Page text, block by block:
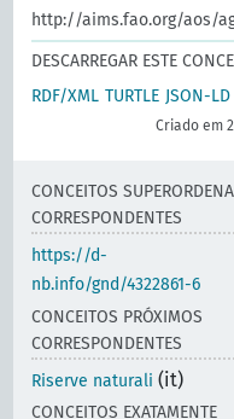
http://aims.fao.org/aos/
DESCARREGAR ESTE
RDF/XML TURTLE JSON-LD
Criado em
CONCEITOS
CORRESPONDENTES
https://d-
nb.info/gnd/4322861-6
CONCEITOS PRÓXIMOS
CORRESPONDENTES
Riserve naturali (it)
CONCEITOS EXATAMENTE